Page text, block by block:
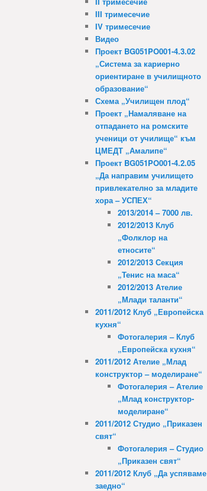
III тримесечие
IV тримесечие
Видео
Проект BG051PO001-4.3.02
„Система за кариерно
ориентиране в училищното
образование“
Схема „Училищен плод“
Проект „Намаляване на
отпадането на ромските
ученици от училище“ към
ЦМЕДТ „Амалипе“
Проект BG051PO001-4.2.05
„Да направим училището
привлекателно за младите
хора – УСПЕХ“
2013/2014 – 7000 лв.
2012/2013 Клуб
„Фолклор на
етносите“
2012/2013 Секция
„Тенис на маса“
2012/2013 Ателие
„Млади таланти“
2011/2012 Клуб „Европейска
кухня“
Фотогалерия – Клуб
„Европейска кухня“
2011/2012 Ателие „Млад
конструктор – моделиране“
Фотогалерия – Ателие
„Млад конструктор-
моделиране“
2011/2012 Студио „Приказен
свят“
Фотогалерия – Студио
„Приказен свят“
2011/2012 Клуб „Да успяваме
заедно“